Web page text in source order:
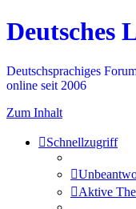
Deutsches
Deutschsprachiges
online seit 2006
Zum Inhalt
Schnellzugriff
Aktive